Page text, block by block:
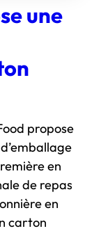
une
propose
en
de repas
en
carton